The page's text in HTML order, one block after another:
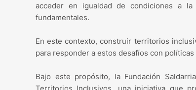
acceder en igualdad de condiciones a
fundamentales.
En este contexto, construir territorios
para responder a estos desafíos con
Bajo este propósito, la Fundación